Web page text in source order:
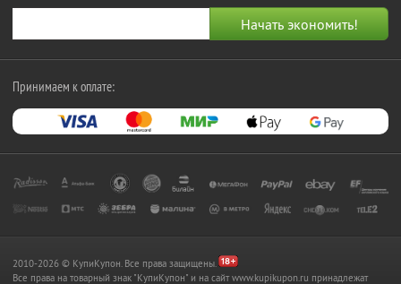
Принимаем к оплате:
2010-2026 © КупиКупон. Все права защищены.
Все права на товарный знак "КупиКупон" и на сайт www.kupikupon.ru принадлежат